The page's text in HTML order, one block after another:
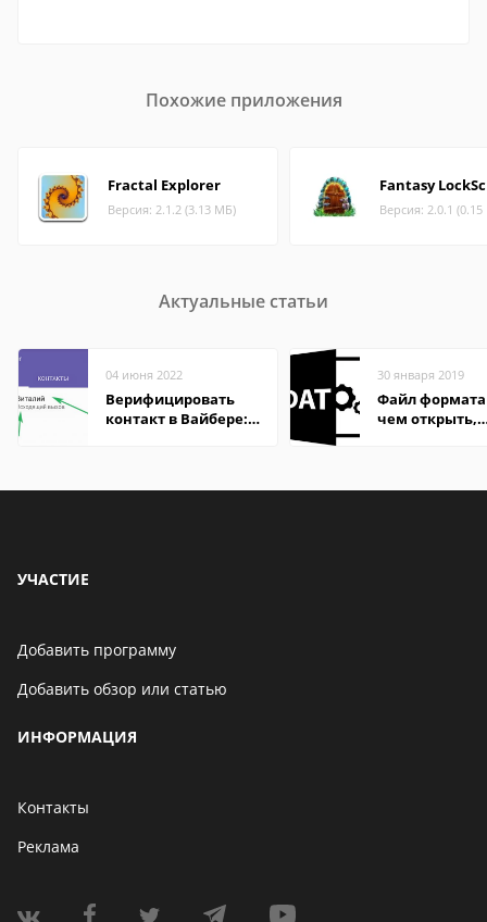
Похожие приложения
Fractal Explorer
Версия: 2.1.2 (3.13 МБ)
Fantasy
Версия: 2.0.1
Актуальные статьи
04 июня 2022
Верифицировать
контакт в Вайбере:
30 января 2019
Файл формата
чем открыть,
УЧАСТИЕ
Добавить программу
Добавить обзор или статью
ИНФОРМАЦИЯ
Контакты
Реклама